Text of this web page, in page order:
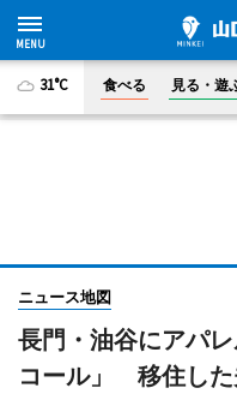
31°C 食べる 見る・遊
ニュース地図
長門・油谷にアパ
コール」 移住した